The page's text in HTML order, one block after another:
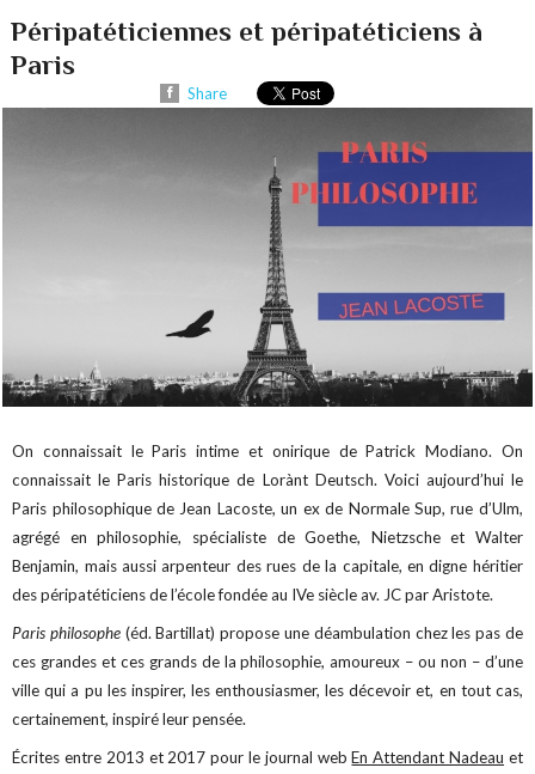
Péripatéticiennes et péripatéticiens à
Paris
Share
On connaissait le Paris intime et onirique de Patrick Modiano. On
connaissait le Paris historique de Lorànt Deutsch. Voici aujourd’hui le
Paris philosophique de Jean Lacoste, un ex de Normale Sup, rue d’Ulm,
agrégé en philosophie, spécialiste de Goethe, Nietzsche et Walter
Benjamin, mais aussi arpenteur des rues de la capitale, en digne héritier
des péripatéticiens de l’école fondée au IVe siècle av. JC par Aristote.
Paris philosophe(éd. Bartillat) propose une déambulation chez les pas de
ces grandes et ces grands de la philosophie, amoureux – ou non – d’une
ville qui a pu les inspirer, les enthousiasmer, les décevoir et, en tout cas,
certainement, inspiré leur pensée.
Écrites entre 2013 et 2017 pour le journal webEn Attendant Nadeau et